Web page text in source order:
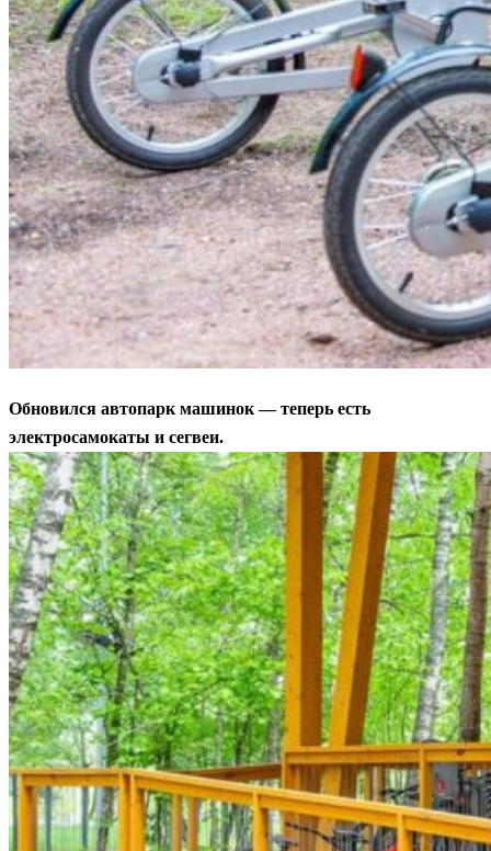
Обновился автопарк машинок — теперь есть
электросамокаты и сегвеи.